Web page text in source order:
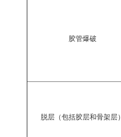
胶管爆破
脱层（包括胶层和骨架层）